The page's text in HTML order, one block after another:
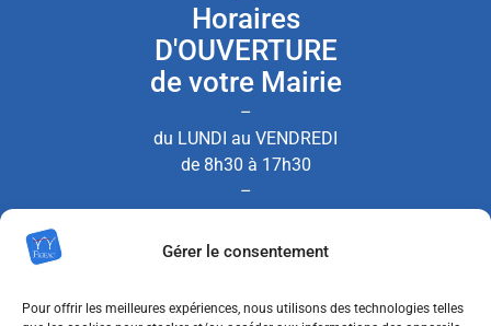
Gérer le consentement
Pour offrir les meilleures expériences, nous utilisons des technologies telles
Horaires
D'OUVERTURE
de votre Mairie
–
du LUNDI au VENDREDI
de 8h30 à 17h30
–